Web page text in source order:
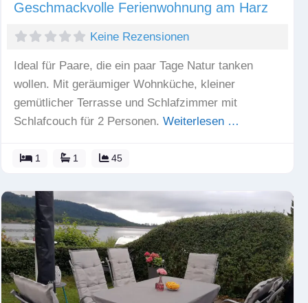
Geschmackvolle Ferienwohnung am Harz
Keine Rezensionen
Ideal für Paare, die ein paar Tage Natur tanken
wollen. Mit geräumiger Wohnküche, kleiner
gemütlicher Terrasse und Schlafzimmer mit
Schlafcouch für 2 Personen. Weiterlesen …
1 1 45